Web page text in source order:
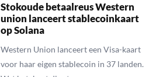
Stokoude betaalreus Western
union lanceert stablecoinkaart
op Solana
Western Union lanceert een Visa-kaart
voor haar eigen stablecoin in 37 landen.